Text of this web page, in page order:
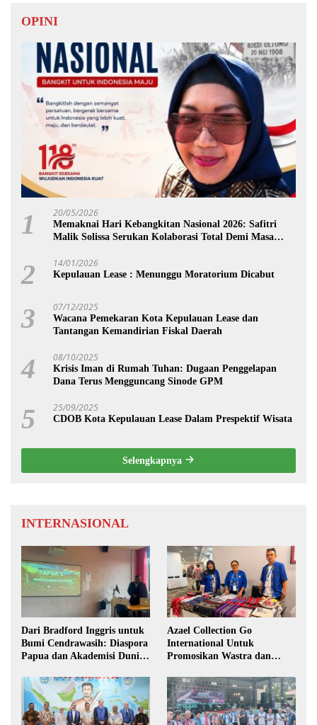
OPINI
1 20/05/2026
Memaknai Hari Kebangkitan Nasional 2026: Safitri
Malik Solissa Serukan Kolaborasi Total Demi Masa
2 14/01/2026
Kepulauan Lease : Menunggu Moratorium Dicabut
3 07/12/2025
Wacana Pemekaran Kota Kepulauan Lease dan
Tantangan Kemandirian Fiskal Daerah
4 08/10/2025
Krisis Iman di Rumah Tuhan: Dugaan Penggelapan
Dana Terus Mengguncang Sinode GPM
5 25/09/2025
CDOB Kota Kepulauan Lease Dalam Prespektif Wisata
Selengkapnya
INTERNASIONAL
Dari Bradford Inggris untuk
Bumi Cendrawasih: Diaspora
Papua dan Akademisi Dunia
Indonesia Emas 2045
Azael Collection Go
International Untuk
Promosikan Wastra dan
Darwin Fusion ASEAN 2026